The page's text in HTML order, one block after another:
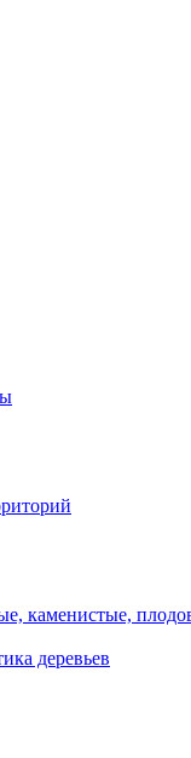
каменистые,
деревьев